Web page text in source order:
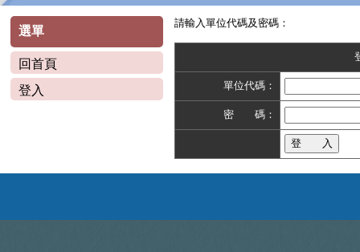
選單
回首頁
登入
請輸入單位代碼及密碼：
單位代碼：
密 碼：